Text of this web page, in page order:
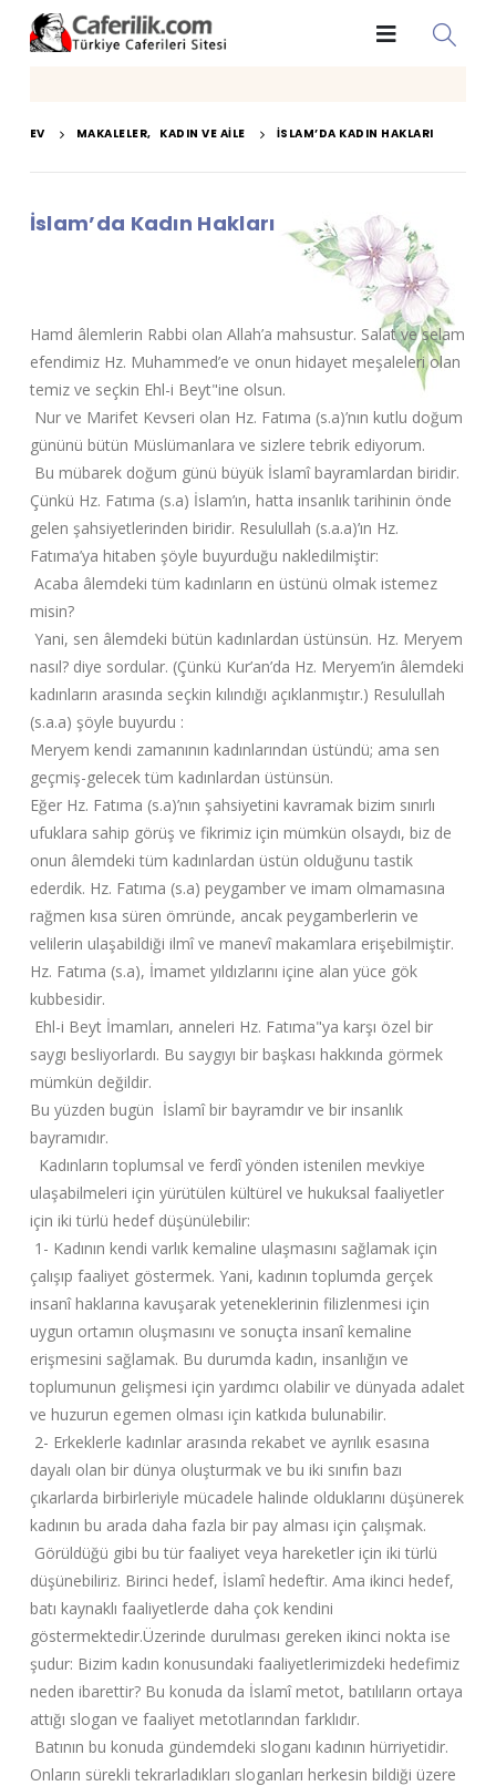
EV MAKALELER, KADIN VE AILE İSLAM’DA KADIN HAKLARI
İslam’da Kadın Hakları
Hamd âlemlerin Rabbi olan Allah’a mahsustur. Salat ve selam
efendimiz Hz. Muhammed’e ve onun hidayet meşaleleri olan
temiz ve seçkin Ehl-i Beyt"ine olsun.
Nur ve Marifet Kevseri olan Hz. Fatıma (s.a)’nın kutlu doğum
gününü bütün Müslümanlara ve sizlere tebrik ediyorum.
Bu mübarek doğum günü büyük İslamî bayramlardan biridir.
Çünkü Hz. Fatıma (s.a) İslam’ın, hatta insanlık tarihinin önde
gelen şahsiyetlerinden biridir. Resulullah (s.a.a)’ın Hz.
Fatıma’ya hitaben şöyle buyurduğu nakledilmiştir:
Acaba âlemdeki tüm kadınların en üstünü olmak istemez
misin?
Yani, sen âlemdeki bütün kadınlardan üstünsün. Hz. Meryem
nasıl? diye sordular. (Çünkü Kur’an’da Hz. Meryem’in âlemdeki
kadınların arasında seçkin kılındığı açıklanmıştır.) Resulullah
(s.a.a) şöyle buyurdu :
Meryem kendi zamanının kadınlarından üstündü; ama sen
geçmiş-gelecek tüm kadınlardan üstünsün.
Eğer Hz. Fatıma (s.a)’nın şahsiyetini kavramak bizim sınırlı
ufuklara sahip görüş ve fikrimiz için mümkün olsaydı, biz de
onun âlemdeki tüm kadınlardan üstün olduğunu tastik
ederdik. Hz. Fatıma (s.a) peygamber ve imam olmamasına
rağmen kısa süren ömründe, ancak peygamberlerin ve
velilerin ulaşabildiği ilmî ve manevî makamlara erişebilmiştir.
Hz. Fatıma (s.a), İmamet yıldızlarını içine alan yüce gök
kubbesidir.
Ehl-i Beyt İmamları, anneleri Hz. Fatıma"ya karşı özel bir
saygı besliyorlardı. Bu saygıyı bir başkası hakkında görmek
mümkün değildir.
Bu yüzden bugün İslamî bir bayramdır ve bir insanlık
bayramıdır.
Kadınların toplumsal ve ferdî yönden istenilen mevkiye
ulaşabilmeleri için yürütülen kültürel ve hukuksal faaliyetler
için iki türlü hedef düşünülebilir:
1- Kadının kendi varlık kemaline ulaşmasını sağlamak için
çalışıp faaliyet göstermek. Yani, kadının toplumda gerçek
insanî haklarına kavuşarak yeteneklerinin filizlenmesi için
uygun ortamın oluşmasını ve sonuçta insanî kemaline
erişmesini sağlamak. Bu durumda kadın, insanlığın ve
toplumunun gelişmesi için yardımcı olabilir ve dünyada adalet
ve huzurun egemen olması için katkıda bulunabilir.
2- Erkeklerle kadınlar arasında rekabet ve ayrılık esasına
dayalı olan bir dünya oluşturmak ve bu iki sınıfın bazı
çıkarlarda birbirleriyle mücadele halinde olduklarını düşünerek
kadının bu arada daha fazla bir pay alması için çalışmak.
Görüldüğü gibi bu tür faaliyet veya hareketler için iki türlü
düşünebiliriz. Birinci hedef, İslamî hedeftir. Ama ikinci hedef,
batı kaynaklı faaliyetlerde daha çok kendini
göstermektedir.Üzerinde durulması gereken ikinci nokta ise
şudur: Bizim kadın konusundaki faaliyetlerimizdeki hedefimiz
neden ibarettir? Bu konuda da İslamî metot, batılıların ortaya
attığı slogan ve faaliyet metotlarından farklıdır.
Batının bu konuda gündemdeki sloganı kadının hürriyetidir.
Onların sürekli tekrarladıkları sloganları herkesin bildiği üzere